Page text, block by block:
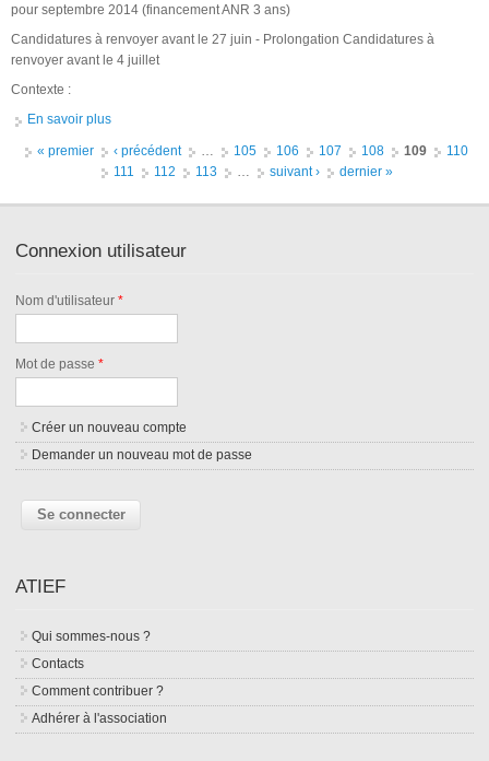
pour septembre 2014 (financement ANR 3 ans)
Candidatures à renvoyer avant le 27 juin - Prolongation Candidatures à
renvoyer avant le 4 juillet
Contexte :
En savoir plus
Pages
« premier ‹ précédent … 105 106 107 108 109
110
111
112 113 … suivant › dernier »
Connexion utilisateur
Nom d'utilisateur*
Mot de passe*
Créer un nouveau compte
Demander un nouveau mot de passe
ATIEF
Qui sommes-nous ?
Contacts
Comment contribuer ?
Adhérer à l'association